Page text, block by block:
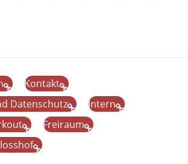
Kontakt
Datenschutz
Intern
Freiraum